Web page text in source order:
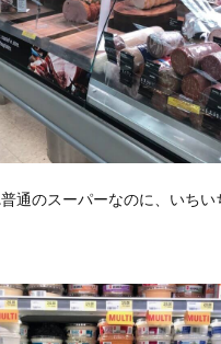
通のスーパーなのに、いちい